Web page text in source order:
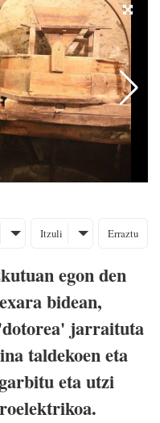
Itzuli Erraztu
egon den
bidean,
jarraituta
taldekoen eta
eta utzi